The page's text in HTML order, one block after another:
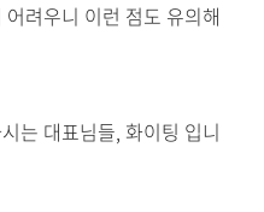
려우니 이런 점도 유의해
는 대표님들, 화이팅 입니